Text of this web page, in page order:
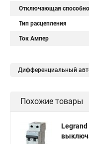
Отключающая
Тип расцепления
Ток Ампер
Дифференциальный
Похожие товары